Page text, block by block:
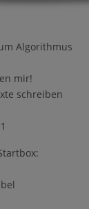
Algorithmus
mir!
schreiben